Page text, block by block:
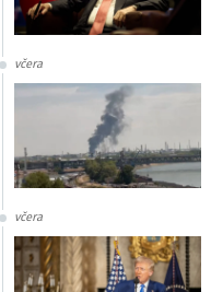
včera
včera